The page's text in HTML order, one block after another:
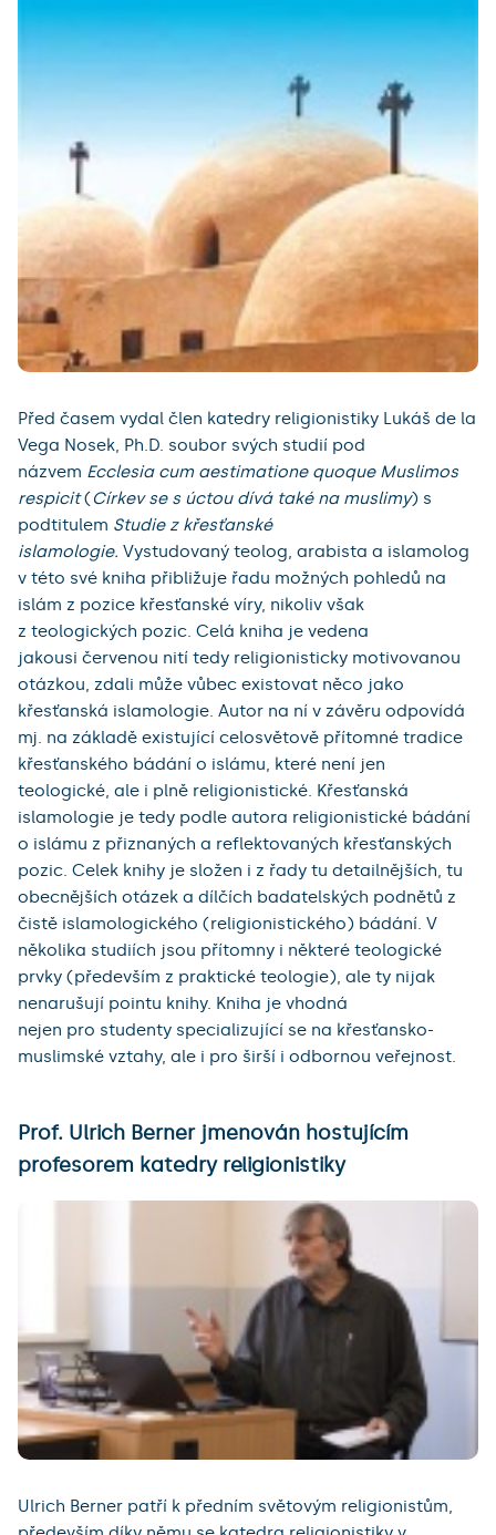
Před časem vydal člen katedry religionistiky Lukáš de la
Vega Nosek, Ph.D. soubor svých studií pod
názvem Ecclesia cum aestimatione quoque Muslimos
respicit(Církev se s úctou dívá také na muslimy) s
podtitulem Studie z křesťanské
islamologie. Vystudovaný teolog, arabista a islamolog
v této své kniha přibližuje řadu možných pohledů na
islám z pozice křesťanské víry, nikoliv však
z teologických pozic. Celá kniha je vedena
jakousi červenou nití tedy religionisticky motivovanou
otázkou, zdali může vůbec existovat něco jako
křesťanská islamologie. Autor na ní v závěru odpovídá
mj. na základě existující celosvětově přítomné tradice
křesťanského bádání o islámu, které není jen
teologické, ale i plně religionistické. Křesťanská
islamologie je tedy podle autora religionistické bádání
o islámu z přiznaných a reflektovaných křesťanských
pozic. Celek knihy je složen i z řady tu detailnějších, tu
obecnějších otázek a dílčích badatelských podnětů z
čistě islamologického (religionistického) bádání. V
několika studiích jsou přítomny i některé teologické
prvky (především z praktické teologie), ale ty nijak
nenarušují pointu knihy. Kniha je vhodná
nejen pro studenty specializující se na křesťansko-
muslimské vztahy, ale i pro širší i odbornou veřejnost.
Prof. Ulrich Berner jmenován hostujícím
profesorem katedry religionistiky
Ulrich Berner patří k předním světovým religionistům,